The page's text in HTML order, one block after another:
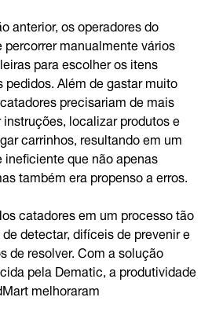
anterior, os operadores do
manualmente vários
para escolher os itens
pedidos. Além de gastar muito
precisariam de mais
localizar produtos e
carrinhos, resultando em um
que não apenas
também era propenso a erros.
catadores em um processo tão
detectar, difíceis de prevenir e
de resolver. Com a solução
pela Dematic, a produtividade
melhoraram